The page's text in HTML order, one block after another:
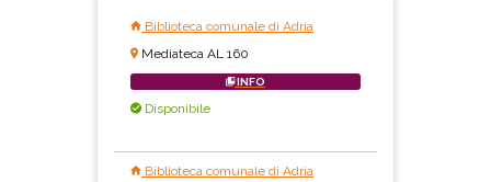
Biblioteca comunale di Adria
Mediateca AL 160
INFO
Disponibile
Biblioteca comunale di Adria